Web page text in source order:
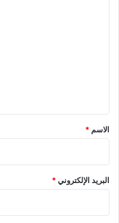
*
الاسم *
البريد الإلكتروني*